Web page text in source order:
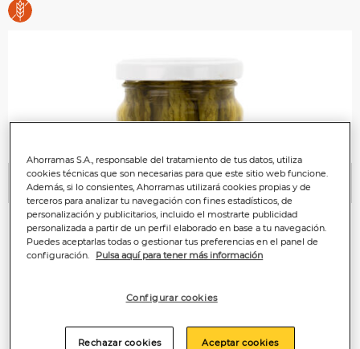
Anterior
Ahorramas S.A., responsable del tratamiento de tus datos, utiliza
cookies técnicas que son necesarias para que este sitio web funcione.
Además, si lo consientes, Ahorramas utilizará cookies propias y de
terceros para analizar tu navegación con fines estadísticos, de
personalización y publicitarios, incluido el mostrarte publicidad
personalizada a partir de un perfil elaborado en base a tu navegación.
Puedes aceptarlas todas o gestionar tus preferencias en el panel de
configuración.
Pulsa aquí para tener más información
Configurar cookies
Rechazar cookies Aceptar cookies